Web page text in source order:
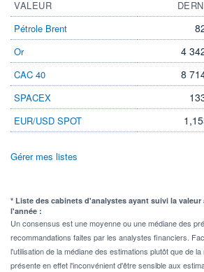
VALEUR
Pétrole Brent
Or 4
CAC 40 8
SPACEX
EUR/USD SPOT
Gérer mes listes
* Liste des cabinets d'analystes ayant suivi la
l'année :
Un consensus est une moyenne ou une médiane des
recommandations faites par les analystes financiers.
l'utilisation de la médiane des estimations plutôt que de
présente en effet l'inconvénient d'être sensible aux